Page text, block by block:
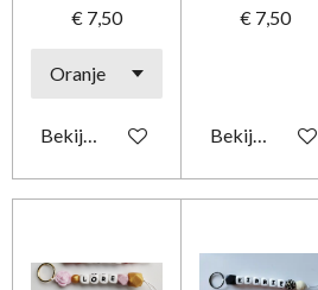
€ 7,50
Bekijk details
€ 7,50
Bekijk details